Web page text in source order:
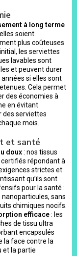
à long terme
soient
plus coûteuses
les serviettes
lavables sont
et peuvent durer
si elles sont
Cela permet
des économies à
en évitant
des serviettes
mois.
et santé
doux: nos tissus
répondant à
strictes et
qu’ils sont
pour la santé :
nanoparticules, sans
chimiques nocifs.
efficace: les
de tissu ultra
encapsulés
la face contre la
et la partie